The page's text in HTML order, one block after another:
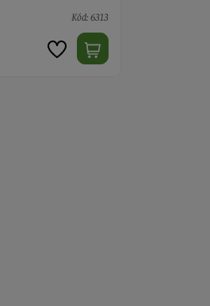
Kód: 6313